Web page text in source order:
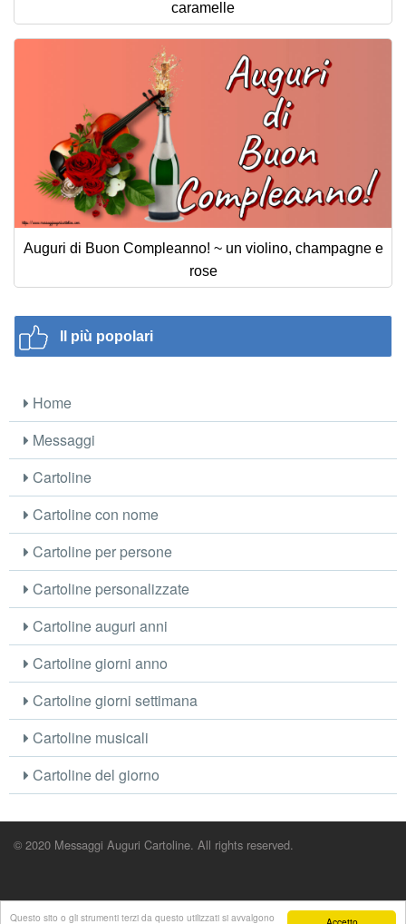
Questo sito o gli strumenti terzi da questo utilizzati si avvalgono
caramelle
Auguri di Buon Compleanno! ~ un violino, champagne e
rose
Il più popolari
Home
Messaggi
Cartoline
Cartoline con nome
Cartoline per persone
Cartoline personalizzate
Cartoline auguri anni
Cartoline giorni anno
Cartoline giorni settimana
Cartoline musicali
Cartoline del giorno
© 2020 Messaggi Auguri Cartoline. All rights reserved.